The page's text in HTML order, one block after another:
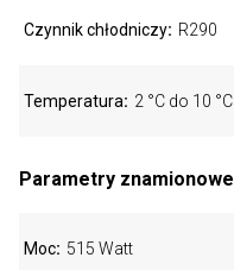
Czynnik chłodniczy R290
Temperatura 2 °C do 10 °C
Parametry znamionowe
Moc 515 Watt